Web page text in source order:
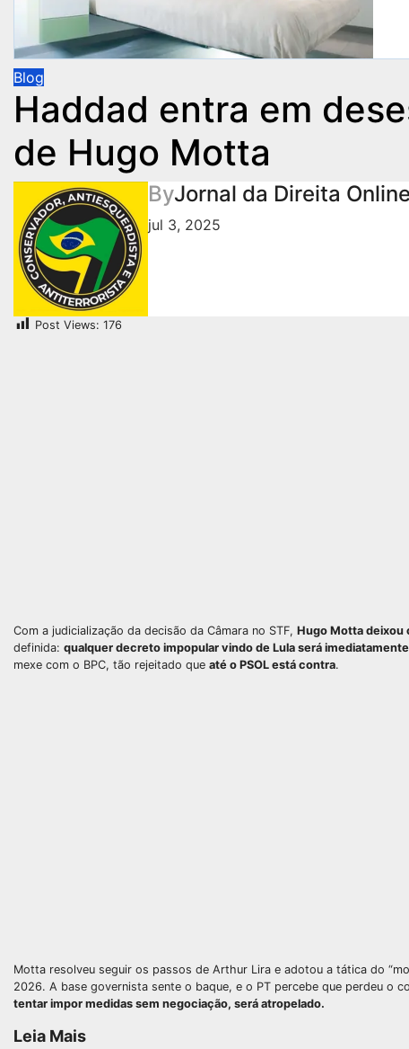
Blog
Haddad entra em
de Hugo Motta
ByJornal da Direita Online
jul 3, 2025
Post Views: 176
Com a judicialização da decisão da Câmara no STF, Hugo Motta deixou
definida: qualquer decreto impopular vindo de Lula será
mexe com o BPC, tão rejeitado que até o PSOL está contra.
Motta resolveu seguir os passos de Arthur Lira e adotou a tática do
2026. A base governista sente o baque, e o PT percebe que perdeu
tentar impor medidas sem negociação, será atropelado.
Leia Mais